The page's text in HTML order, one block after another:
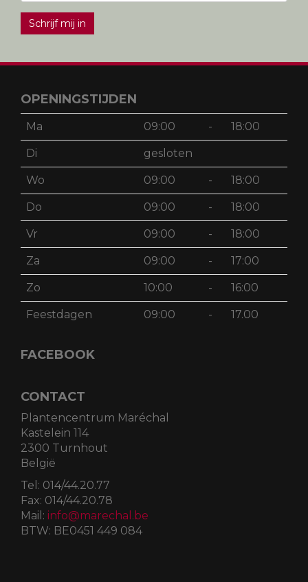
Schrijf mij in
OPENINGSTIJDEN
Ma 09:00 - 18:00
Di gesloten
Wo 09:00 - 18:00
Do 09:00 - 18:00
Vr 09:00 - 18:00
Za 09:00 - 17:00
Zo 10:00 - 16:00
Feestdagen 09:00 - 17.00
FACEBOOK
CONTACT
Plantencentrum Maréchal
Kastelein 114
2300 Turnhout
België
Tel: 014/44.20.77
Fax: 014/44.20.78
Mail: info@marechal.be
BTW: BE0451 449 084